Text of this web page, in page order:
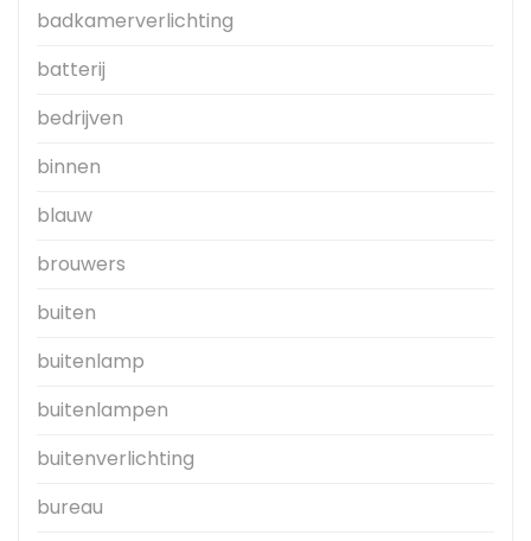
badkamerverlichting
batterij
bedrijven
binnen
blauw
brouwers
buiten
buitenlamp
buitenlampen
buitenverlichting
bureau